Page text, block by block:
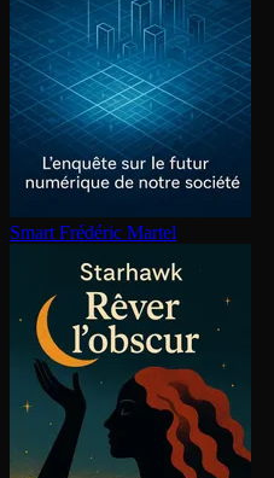
Smart Frédéric Martel